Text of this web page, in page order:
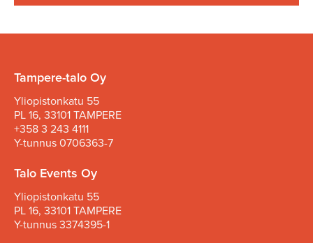
Tampere-talo Oy
Yliopistonkatu 55
PL 16, 33101 TAMPERE
+358 3 243 4111
Y-tunnus 0706363-7
Talo Events Oy
Yliopistonkatu 55
PL 16, 33101 TAMPERE
Y-tunnus 3374395-1